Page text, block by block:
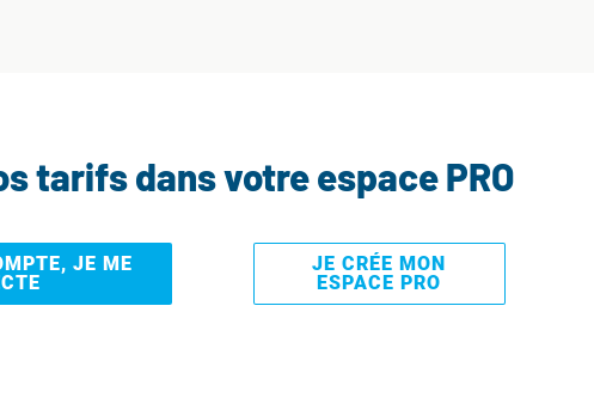
tarifs dans votre espace PRO
JE ME
JE CRÉE MON
ESPACE PRO